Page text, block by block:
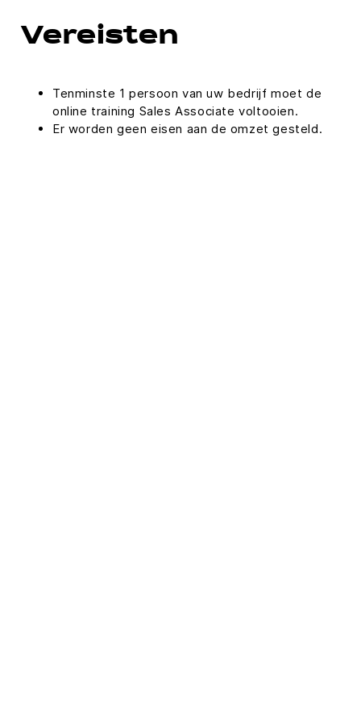
Vereisten
Tenminste 1 persoon van uw bedrijf moet de
online training Sales Associate voltooien.
Er worden geen eisen aan de omzet gesteld.